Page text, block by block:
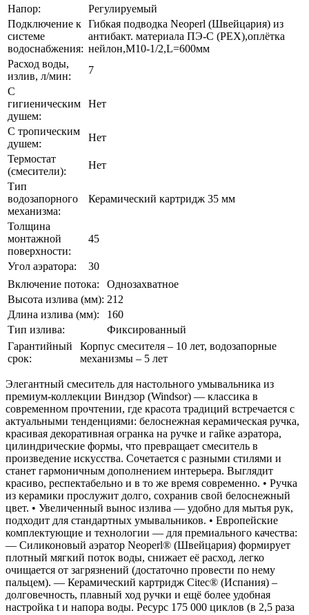
Напор:
Регулируемый
Подключение к
системе
водоснабжения:
Гибкая подводка Neoperl (Швейцария) из
антибакт. материала ПЭ-С (PEX),оплётка
нейлон,M10-1/2,L=600мм
Расход воды,
излив, л/мин:
7
С
гигиеническим
душем:
Нет
С тропическим
душем:
Нет
Термостат
(смесители):
Нет
Тип
водозапорного
механизма:
Керамический картридж 35 мм
Толщина
монтажной
поверхности:
45
Угол аэратора:
30
Включение потока:
Однозахватное
Высота излива (мм): 212
Длина излива (мм):
160
Тип излива:
Фиксированный
Гарантийный
срок:
Корпус смесителя – 10 лет, водозапорные
механизмы – 5 лет
Элегантный смеситель для настольного умывальника из
премиум-коллекции Виндзор (Windsor) –– классика в
современном прочтении, где красота традиций встречается с
актуальными тенденциями: белоснежная керамическая ручка,
красивая декоративная огранка на ручке и гайке аэратора,
цилиндрические формы, что превращает смеситель в
произведение искусства. Сочетается с разными стилями и
станет гармоничным дополнением интерьера. Выглядит
красиво, респектабельно и в то же время современно. • Ручка
из керамики прослужит долго, сохранив свой белоснежный
цвет. • Увеличенный вынос излива –– удобно для мытья рук,
подходит для стандартных умывальников. • Европейские
комплектующие и технологии –– для премиального качества:
–– Силиконовый аэратор Neoperl® (Швейцария) формирует
плотный мягкий поток воды, снижает её расход, легко
очищается от загрязнений (достаточно провести по нему
пальцем). –– Керамический картридж Сitec® (Испания) –
долговечность, плавный ход ручки и ещё более удобная
настройка t и напора воды. Ресурс 175 000 циклов (в 2,5 раза